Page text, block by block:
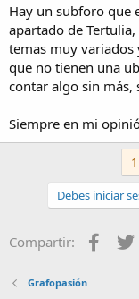
Hay un subforo que
apartado de
temas muy variados
que no tienen una
contar algo sin más,
Siempre en mi
Debes iniciar
Compartir:
Grafopasión